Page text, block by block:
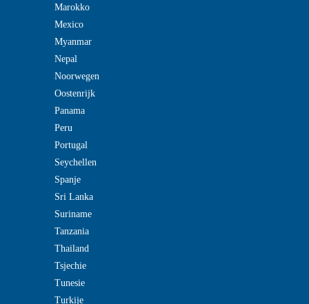
Marokko
Mexico
Myanmar
Nepal
Noorwegen
Oostenrijk
Panama
Peru
Portugal
Seychellen
Spanje
Sri Lanka
Suriname
Tanzania
Thailand
Tsjechie
Tunesie
Turkije